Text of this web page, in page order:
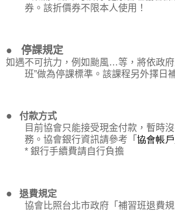
券。該折價券不限本人使用！
● 停課規定
如遇不可抗力，例如颱風…等，將依政
班”做為停課標準。該課程另外擇日
●
付款方式
目前協會只能接受現金付款，暫時
務。協會銀行資訊請參考「 協會帳戶
* 銀行手續費請自行負擔
●
退費規定
協會比照台北市政府「補習班退費